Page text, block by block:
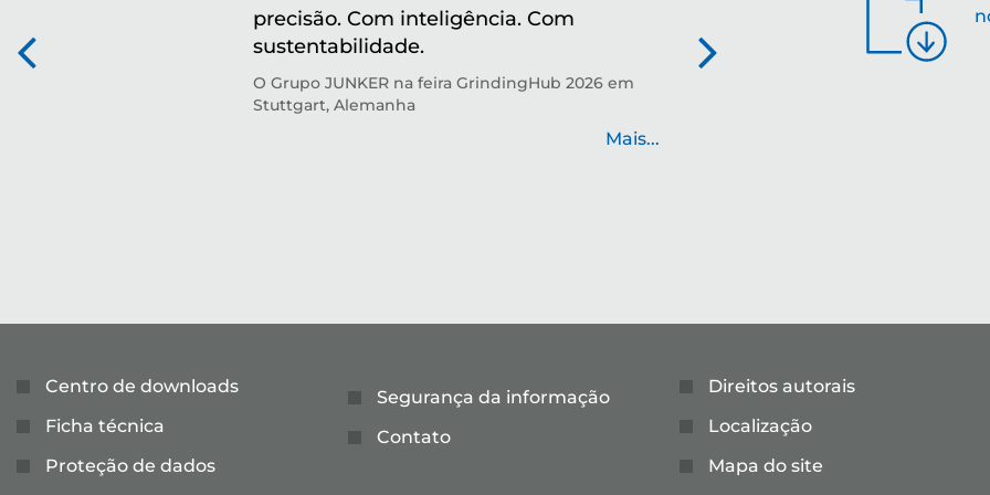
precisão. Com inteligência. Com
sustentabilidade.
O Grupo JUNKER na feira GrindingHub 2026 em
Stuttgart, Alemanha
Mais...
Centro de downloads
Ficha técnica
Proteção de dados
Segurança da informação
Contato
Direitos autorais
Localização
Mapa do site